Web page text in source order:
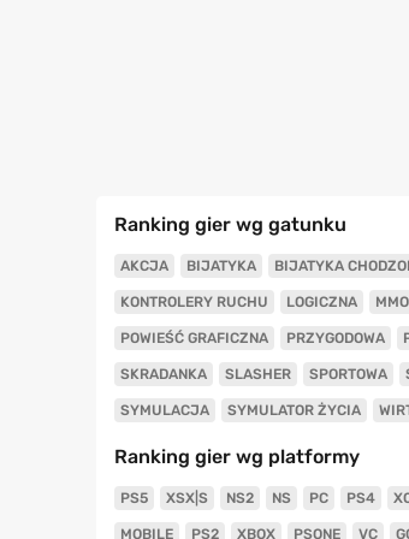
Ranking gier wg gatunku
AKCJA BIJATYKA BIJATYKA
KONTROLERY RUCHU LOGICZNA MMO
POWIEŚĆ GRAFICZNA PRZYGODOWA
SKRADANKA SLASHER SPORTOWA
SYMULACJA SYMULATOR ŻYCIA
Ranking gier wg platformy
PS5 XSX|S NS2 NS PC PS4
MOBILE PS2 XBOX PSONE VC